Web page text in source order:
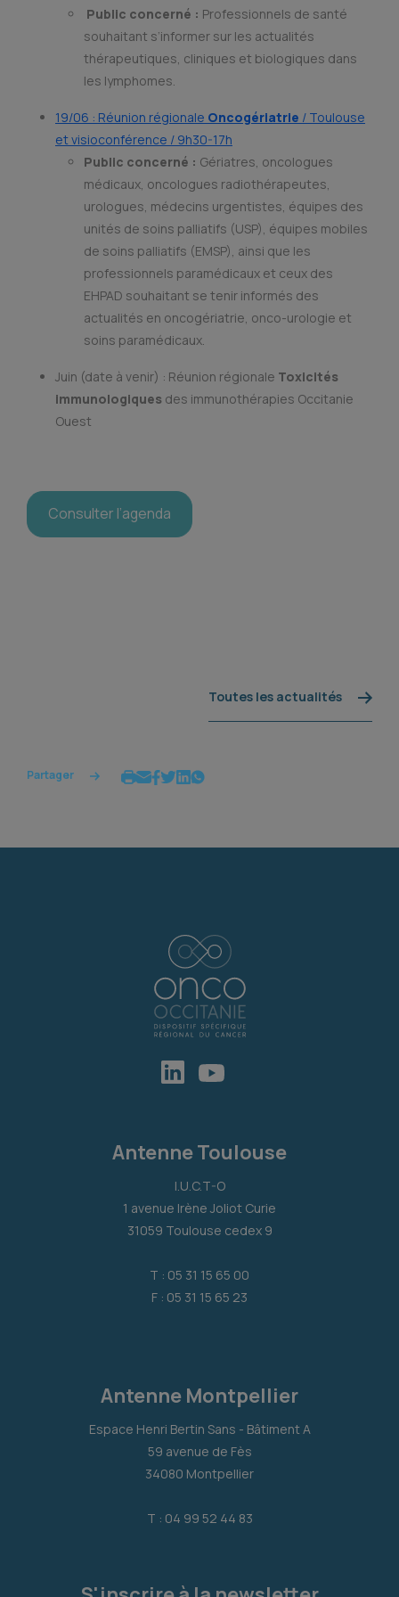
Public concerné : Professionnels de santé
souhaitant s’informer sur les actualités
thérapeutiques, cliniques et biologiques dans
les lymphomes.
19/06 : Réunion régionale Oncogériatrie / Toulouse
et visioconférence / 9h30-17h
Public concerné : Gériatres, oncologues
médicaux, oncologues radiothérapeutes,
urologues, médecins urgentistes, équipes des
unités de soins palliatifs (USP), équipes mobiles
de soins palliatifs (EMSP), ainsi que les
professionnels paramédicaux et ceux des
EHPAD souhaitant se tenir informés des
actualités en oncogériatrie, onco-urologie et
soins paramédicaux.
Juin (date à venir) : Réunion régionale Toxicités
immunologiques des immunothérapies Occitanie
Ouest
Consulter l’agenda
Toutes les actualités
Partager
Antenne Toulouse
I.U.C.T-O
1 avenue Irène Joliot Curie
31059 Toulouse cedex 9
T : 05 31 15 65 00
F : 05 31 15 65 23
Antenne Montpellier
Espace Henri Bertin Sans - Bâtiment A
59 avenue de Fès
34080 Montpellier
T : 04 99 52 44 83